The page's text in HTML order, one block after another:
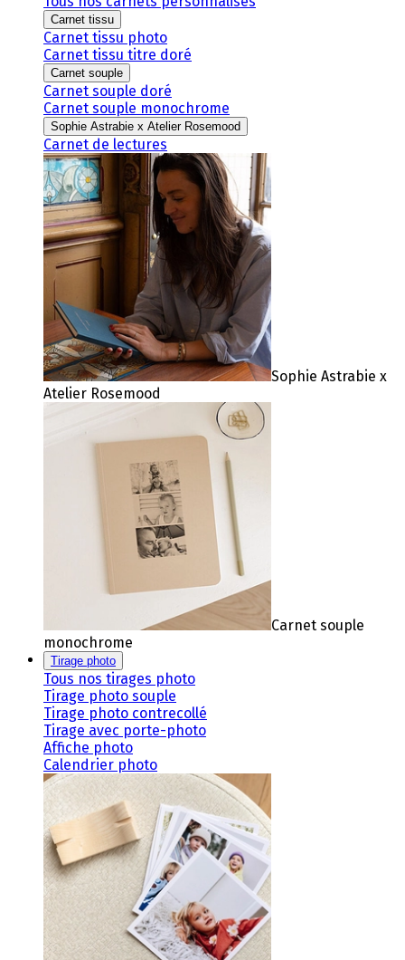
Carnet tissu
Carnet tissu photo
Carnet tissu titre doré
Carnet souple
Carnet souple doré
Carnet souple monochrome
Sophie Astrabie x Atelier Rosemood
Carnet de lectures
Sophie Astrabie x
Atelier Rosemood
Carnet souple
monochrome
Tirage photo
Tous nos tirages photo
Tirage photo souple
Tirage photo contrecollé
Tirage avec porte-photo
Affiche photo
Calendrier photo